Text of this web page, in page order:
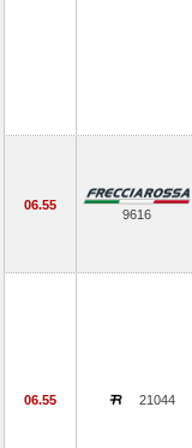
06.55
9616
06.55 21044